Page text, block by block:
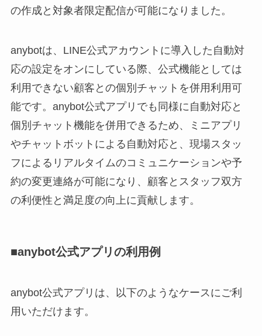
の作成と対象者限定配信が可能になりました。
anybotは、LINE公式アカウントに導入した自動対
応の設定をオンにしている際、公式機能としては
利用できない顧客との個別チャットを併用利用可
能です。anybot公式アプリでも同様に自動対応と
個別チャット機能を併用できるため、ミニアプリ
やチャットボットによる自動対応と、現場スタッ
フによるリアルタイムのコミュニケーションや予
約の変更連絡が可能になり、顧客とスタッフ双方
の利便性と満足度の向上に貢献します。
■anybot公式アプリの利用例
anybot公式アプリは、以下のようなケースにご利
用いただけます。